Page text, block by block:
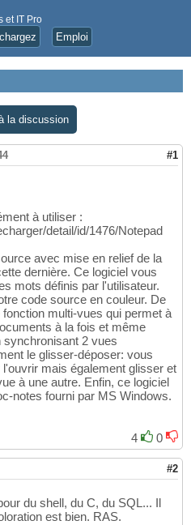
et IT Pro
Emploi
la discussion
#1
à utiliser :
detail/id/1476/Notepad
avec mise en relief de la
dernière. Ce logiciel vous
mots définis par l'utilisateur.
code source en couleur. De
multi-vues qui permet à
à la fois et même
2 vues
le glisser-déposer: vous
mais également glisser et
à une autre. Enfin, ce logiciel
notes fourni par MS Windows.
4
0
#2
du shell, du C, du SQL... Il
est bien. RAS.